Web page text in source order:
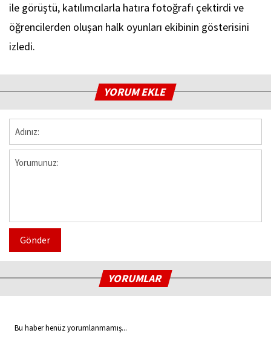
ile görüştü, katılımcılarla hatıra fotoğrafı çektirdi ve
öğrencilerden oluşan halk oyunları ekibinin gösterisini
izledi.
YORUM EKLE
Gönder
YORUMLAR
Bu haber henüz yorumlanmamış...